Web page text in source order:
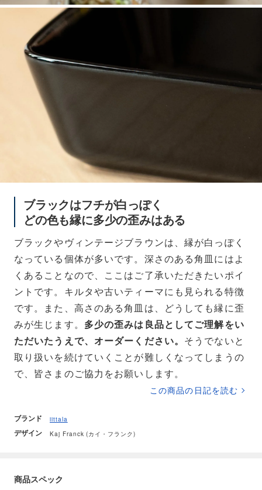
ブラックはフチが白っぽく
どの色も縁に多少の歪みはある
ブラックやヴィンテージブラウンは、縁が白っぽく
なっている個体が多いです。深さのある角皿にはよ
くあることなので、ここはご了承いただきたいポイ
ントです。キルタや古いティーマにも見られる特徴
です。また、高さのある角皿は、どうしても縁に歪
みが生じます。 多少の歪みは良品としてご理解をい
ただいたうえで、オーダーください。 そうでないと
取り扱いを続けていくことが難しくなってしまうの
で、皆さまのご協力をお願いします。
この商品の日記を読む
ブランド iittala
デザイン Kaj Franck (カイ・フランク)
商品スペック